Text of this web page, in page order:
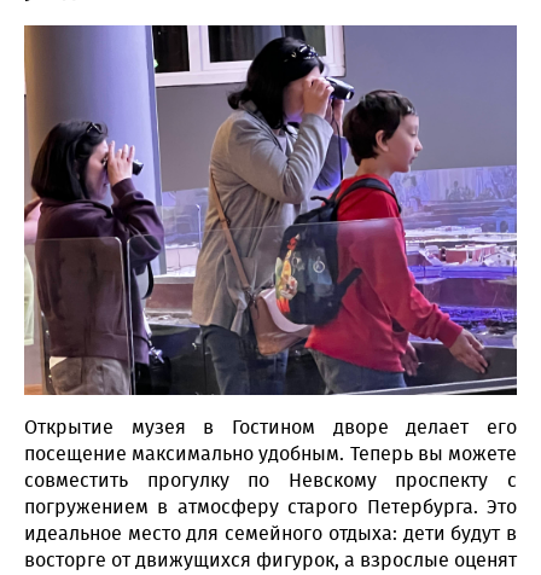
Открытие музея в Гостином дворе делает его
посещение максимально удобным. Теперь вы можете
совместить прогулку по Невскому проспекту с
погружением в атмосферу старого Петербурга. Это
идеальное место для семейного отдыха: дети будут в
восторге от движущихся фигурок, а взрослые оценят